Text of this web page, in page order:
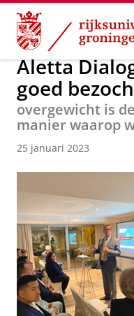
Skip
Content
Skip
Navigation
Alumni Nieuws
Aletta
goed
overgewicht is
manier waarop
25 januari 2023